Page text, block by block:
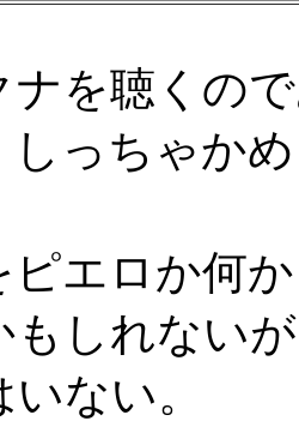
を聴くの
しっちゃか
エロか何
もしれない
ない。